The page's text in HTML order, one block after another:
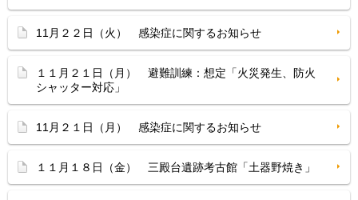
11月２２日（火） 感染症に関するお知らせ
１１月２１日（月） 避難訓練：想定「火災発生、防火
シャッター対応」
11月２１日（月） 感染症に関するお知らせ
１１月１８日（金） 三殿台遺跡考古館「土器野焼き」